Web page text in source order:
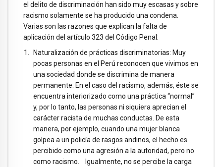
el delito de discriminación han sido muy escasas y sobre
racismo solamente se ha producido una condena.
Varias son las razones que explican la falta de
aplicación del artículo 323 del Código Penal:
Naturalización de prácticas discriminatorias: Muy
pocas personas en el Perú reconocen que vivimos en
una sociedad donde se discrimina de manera
permanente. En el caso del racismo, además, éste se
encuentra interiorizado como una práctica “normal”
y, por lo tanto, las personas ni siquiera aprecian el
carácter racista de muchas conductas. De esta
manera, por ejemplo, cuando una mujer blanca
golpea a un policía de rasgos andinos, el hecho es
percibido como una agresión a la autoridad, pero no
como racismo. Igualmente, no se percibe la carga